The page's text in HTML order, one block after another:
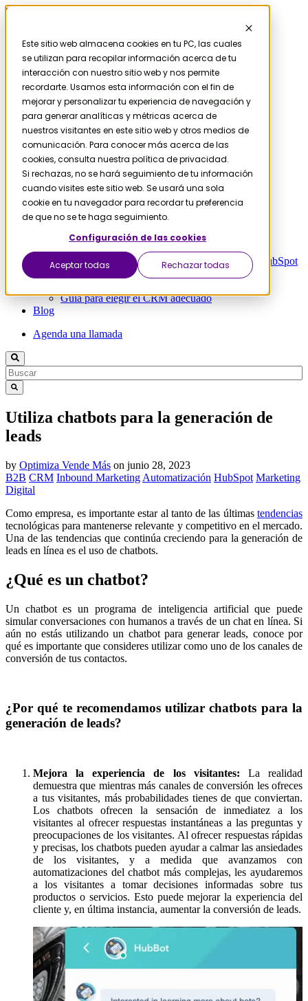
Este sitio web almacena cookies en tu PC, las cuales
se utilizan para recopilar información acerca de tu
interacción con nuestro sitio web y nos permite
recordarte. Usamos esta información con el fin de
mejorar y personalizar tu experiencia de navegación y
para generar analíticas y métricas acerca de
nuestros visitantes en este sitio web y otros medios de
comunicación. Para conocer más acerca de las
cookies, consulta nuestra política de privacidad.
Si rechazas, no se hará seguimiento de tu información
cuando visites este sitio web. Se usará una sola
cookie en tu navegador para recordar tu preferencia
de que no se te haga seguimiento.
Configuración de las cookies
Aceptar todas Rechazar todas
Skip to content
Contáctanos
Servicios
HubSpot
Migración
Salesforce a HubSpot
Microsoft D365 a HubSpot
Pipedrive a HubSpot
Zendesk a HubSpot
Recursos
El coste oculto de la mala implementación de HubSpot
Calcula el coste de la fricción entre equipos
Guía para elegir el CRM adecuado
Blog
Agenda una llamada
Utiliza chatbots para la generación de
leads
by Optimiza Vende Más on junio 28, 2023
B2B CRM Inbound Marketing Automatización HubSpot Marketing
Digital
Como empresa, es importante estar al tanto de las últimas tendencias
tecnológicas para mantenerse relevante y competitivo en el mercado.
Una de las tendencias que continúa creciendo para la generación de
leads en línea es el uso de chatbots.
¿Qué es un chatbot?
Un chatbot es un programa de inteligencia artificial que puede
simular conversaciones con humanos a través de un chat en línea. Si
aún no estás utilizando un chatbot para generar leads, conoce por
qué es importante que consideres utilizar como uno de los canales de
conversión de tus contactos.
¿Por qué te recomendamos utilizar chatbots para la
generación de leads?
Mejora la experiencia de los visitantes: La realidad
demuestra que mientras más canales de conversión les ofreces
a tus visitantes, más probabilidades tienes de que conviertan.
Los chatbots ofrecen la sensación de inmediatez a los
visitantes al ofrecer respuestas instantáneas a las preguntas y
preocupaciones de los visitantes. Al ofrecer respuestas rápidas
y precisas, los chatbots pueden ayudar a calmar las ansiedades
de los visitantes, y a medida que avanzamos con
automatizaciones del chatbot más complejas, les ayudaremos
a los visitantes a tomar decisiones informadas sobre tus
productos o servicios. Esto puede mejorar la experiencia del
cliente y, en última instancia, aumentar la conversión de leads.